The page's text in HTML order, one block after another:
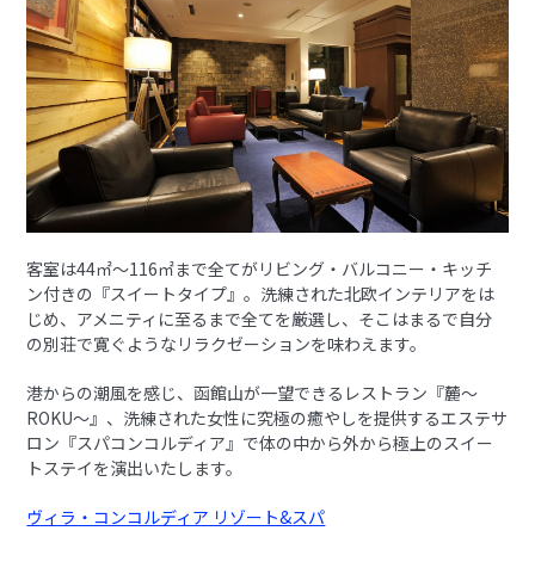
客室は44㎡〜116㎡まで全てがリビング・バルコニー・キッチ
ン付きの『スイートタイプ』。洗練された北欧インテリアをは
じめ、アメニティに至るまで全てを厳選し、そこはまるで自分
の別荘で寛ぐようなリラクゼーションを味わえます。
港からの潮風を感じ、函館山が一望できるレストラン『麓〜
ROKU〜』、洗練された女性に究極の癒やしを提供するエステサ
ロン『スパコンコルディア』で体の中から外から極上のスイー
トステイを演出いたします。
ヴィラ・コンコルディア リゾート&スパ